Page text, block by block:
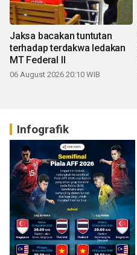
Jaksa bacakan tuntutan
terhadap terdakwa ledakan
MT Federal II
06 August 2026 20:10 WIB
Infografik